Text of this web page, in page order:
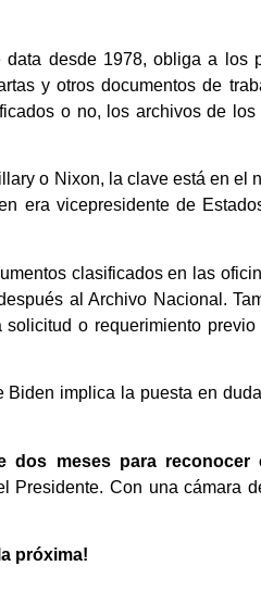
desde 1978, obliga a los
y otros documentos de
o no, los archivos de
o Nixon, la clave está en el
era vicepresidente de
clasificados en las
al Archivo Nacional.
o requerimiento
implica la puesta en
meses para reconocer
Presidente. Con una cámara
próxima!